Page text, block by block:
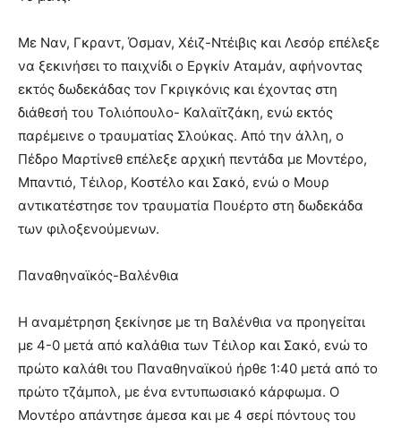
Με Ναν, Γκραντ, Όσμαν, Χέιζ-Ντέιβις και Λεσόρ επέλεξε
να ξεκινήσει το παιχνίδι ο Εργκίν Αταμάν, αφήνοντας
εκτός δωδεκάδας τον Γκριγκόνις και έχοντας στη
διάθεσή του Τολιόπουλο- Καλαϊτζάκη, ενώ εκτός
παρέμεινε ο τραυματίας Σλούκας. Από την άλλη, ο
Πέδρο Μαρτίνεθ επέλεξε αρχική πεντάδα με Μοντέρο,
Μπαντιό, Τέιλορ, Κοστέλο και Σακό, ενώ ο Μουρ
αντικατέστησε τον τραυματία Πουέρτο στη δωδεκάδα
των φιλοξενούμενων.
Παναθηναϊκός-Βαλένθια
Η αναμέτρηση ξεκίνησε με τη Βαλένθια να προηγείται
με 4-0 μετά από καλάθια των Τέιλορ και Σακό, ενώ το
πρώτο καλάθι του Παναθηναϊκού ήρθε 1:40 μετά από το
πρώτο τζάμπολ, με ένα εντυπωσιακό κάρφωμα. Ο
Μοντέρο απάντησε άμεσα και με 4 σερί πόντους του